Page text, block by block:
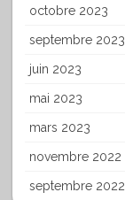
octobre 2023
septembre 2023
juin 2023
mai 2023
mars 2023
novembre 2022
septembre 2022